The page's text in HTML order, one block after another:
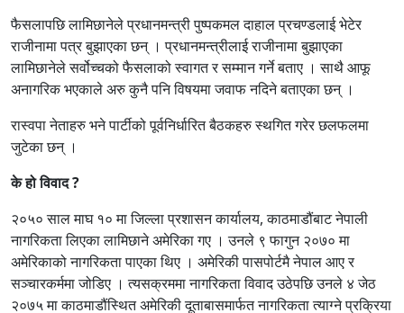
फैसलापछि लामिछानेले प्रधानमन्त्री पुष्पकमल दाहाल प्रचण्डलाई भेटेर
राजीनामा पत्र बुझाएका छन् । प्रधानमन्त्रीलाई राजीनामा बुझाएका
लामिछानेले सर्वोच्चको फैसलाको स्वागत र सम्मान गर्ने बताए । साथै आफू
अनागरिक भएकाले अरु कुनै पनि विषयमा जवाफ नदिने बताएका छन् ।
रास्वपा नेताहरु भने पार्टीको पूर्वनिर्धारित बैठकहरु स्थगित गरेर छलफलमा
जुटेका छन् ।
के हो विवाद ?
२०५० साल माघ १० मा जिल्ला प्रशासन कार्यालय, काठमाडौंबाट नेपाली
नागरिकता लिएका लामिछाने अमेरिका गए । उनले ९ फागुन २०७० मा
अमेरिकाको नागरिकता पाएका थिए । अमेरिकी पासपोर्टमै नेपाल आए र
सञ्चारकर्ममा जोडिए । त्यसक्रममा नागरिकता विवाद उठेपछि उनले ४ जेठ
२०७५ मा काठमाडौंस्थित अमेरिकी दूताबासमार्फत नागरिकता त्याग्ने प्रक्रिया